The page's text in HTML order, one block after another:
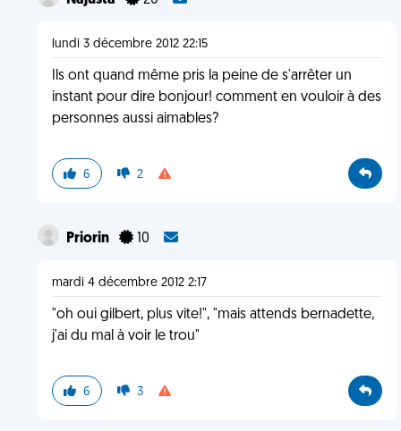
lundi 3 décembre 2012 22:15
Ils ont quand même pris la peine de s'arrêter un
instant pour dire bonjour! comment en vouloir à des
personnes aussi aimables?
6 2
Priorin 10
mardi 4 décembre 2012 2:17
"oh oui gilbert, plus vite!", "mais attends bernadette,
j'ai du mal à voir le trou"
6 3